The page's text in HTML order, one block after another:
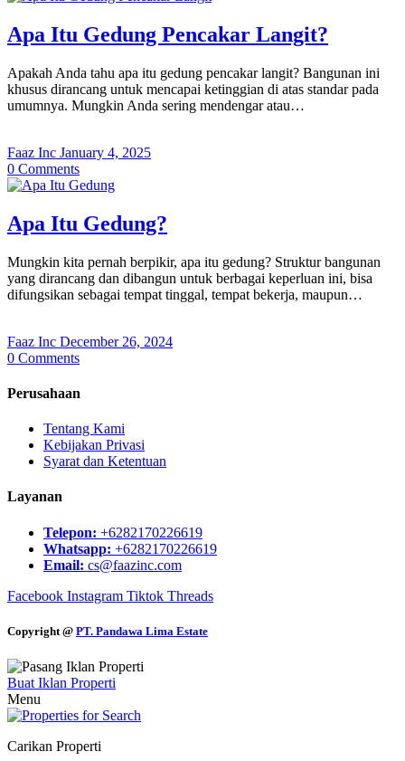
Apa Itu Gedung Pencakar Langit?
Apakah Anda tahu apa itu gedung pencakar langit? Bangunan ini
khusus dirancang untuk mencapai ketinggian di atas standar pada
umumnya. Mungkin Anda sering mendengar atau…
Faaz Inc January 4, 2025
0 Comments
Apa Itu Gedung?
Mungkin kita pernah berpikir, apa itu gedung? Struktur bangunan
yang dirancang dan dibangun untuk berbagai keperluan ini, bisa
difungsikan sebagai tempat tinggal, tempat bekerja, maupun…
Faaz Inc December 26, 2024
0 Comments
Perusahaan
Tentang Kami
Kebijakan Privasi
Syarat dan Ketentuan
Layanan
Telepon: +6282170226619
Whatsapp: +6282170226619
Email: cs@faazinc.com
Facebook Instagram Tiktok Threads
Copyright @ PT. Pandawa Lima Estate
Buat Iklan Properti
Menu
Carikan Properti